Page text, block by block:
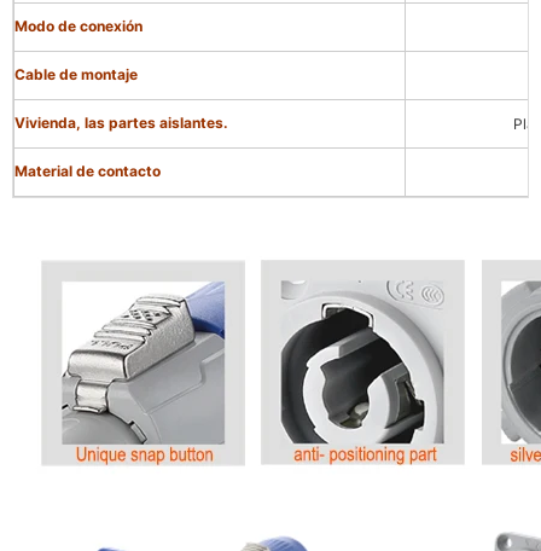
Modo de conexión
Cable de montaje
Vivienda, las partes aislantes.
Material de contacto